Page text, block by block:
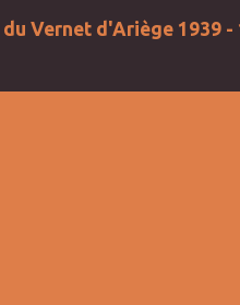
Vernet d'Ariège 1939 -